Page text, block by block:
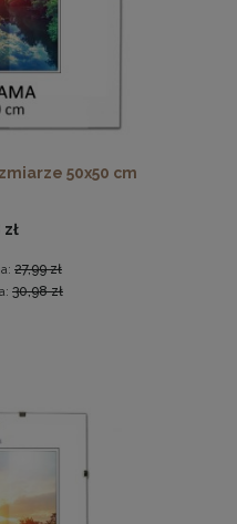
krokodylków do ramki
35 x 50 cm zielonych, z
zł
50x50 cm
27,99 zł
30,98 zł